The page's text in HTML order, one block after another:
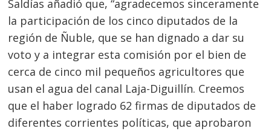
Saldías añadió que, “agradecemos sinceramente
la participación de los cinco diputados de la
región de Ñuble, que se han dignado a dar su
voto y a integrar esta comisión por el bien de
cerca de cinco mil pequeños agricultores que
usan el agua del canal Laja-Diguillín. Creemos
que el haber logrado 62 firmas de diputados de
diferentes corrientes políticas, que aprobaron